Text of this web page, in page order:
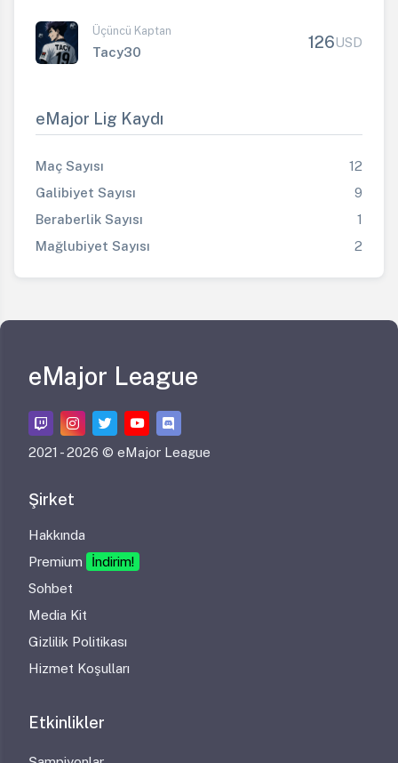
Üçüncü Kaptan
Tacy30
126USD
eMajor Lig Kaydı
Maç Sayısı
12
Galibiyet Sayısı
9
Beraberlik Sayısı
1
Mağlubiyet Sayısı
2
eMajor League
2021 -2026 © eMajor League
Şirket
Hakkında
Premium
İndirim!
Sohbet
Media Kit
Gizlilik Politikası
Hizmet Koşulları
Etkinlikler